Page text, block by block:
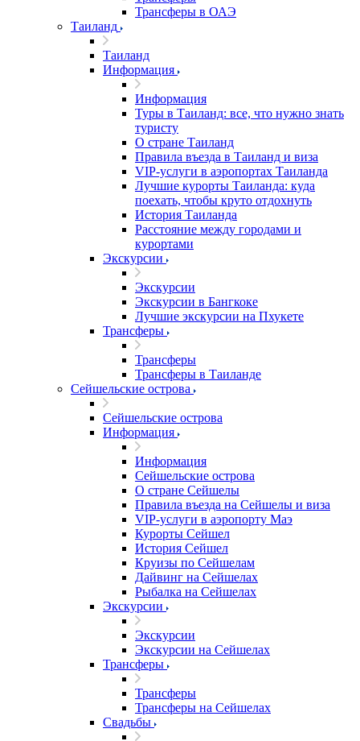
Трансферы в ОАЭ
Таиланд
Таиланд
Информация
Информация
Туры в Таиланд: все, что нужно знать
туристу
О стране Таиланд
Правила въезда в Таиланд и виза
VIP-услуги в аэропортах Таиланда
Лучшие курорты Таиланда: куда
поехать, чтобы круто отдохнуть
История Таиланда
Расстояние между городами и
курортами
Экскурсии
Экскурсии
Экскурсии в Бангкоке
Лучшие экскурсии на Пхукете
Трансферы
Трансферы
Трансферы в Таиланде
Сейшельские острова
Сейшельские острова
Информация
Информация
Сейшельские острова
О стране Сейшелы
Правила въезда на Сейшелы и виза
VIP-услуги в аэропорту Маэ
Курорты Сейшел
История Сейшел
Круизы по Сейшелам
Дайвинг на Сейшелах
Рыбалка на Сейшелах
Экскурсии
Экскурсии
Экскурсии на Сейшелах
Трансферы
Трансферы
Трансферы на Сейшелах
Свадьбы